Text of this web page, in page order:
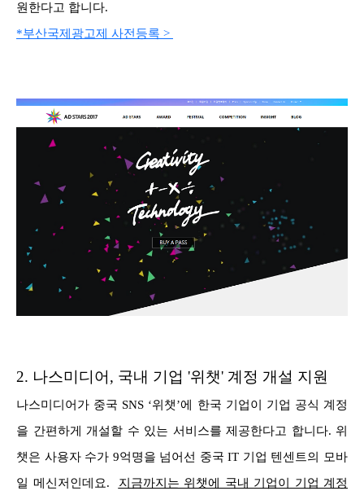
원한다고 합니다.
*부산국제광고제 사전등록 >
2. 나스미디어, 국내 기업 '위챗' 계정 개설 지원
나스미디어가 중국 SNS ‘위챗’에 한국 기업이 기업 공식 계정
을 간편하게 개설할 수 있는 서비스를 제공한다고 합니다. 위
챗은 사용자 수가 9억명을 넘어선 중국 IT 기업 텐센트의 모바
일 메신저인데요. 지금까지는 위챗에 국내 기업이 기업 계정